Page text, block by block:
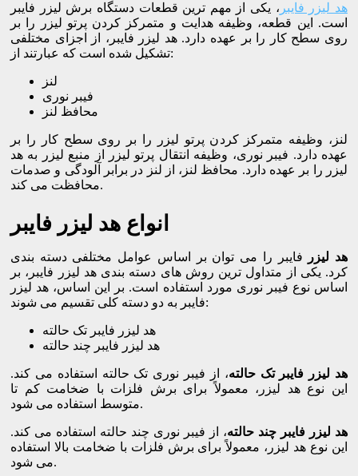
هد لیزر فایبر ، یکی از مهم ترین قطعات دستگاه برش لیزر فایبر
است. این قطعه، وظیفه هدایت و متمرکز کردن پرتو لیزر را بر
روی سطح کار را بر عهده دارد. هد لیزر فایبر، از اجزای مختلفی
تشکیل شده است که عبارتند از:
لنز
فیبر نوری
محافظ لنز
لنز، وظیفه متمرکز کردن پرتو لیزر را بر روی سطح کار را بر
عهده دارد. فیبر نوری، وظیفه انتقال پرتو لیزر از منبع لیزر به هد
لیزر را بر عهده دارد. محافظ لنز، از لنز در برابر آلودگی و صدمات
محافظت می کند.
انواع هد لیزر فایبر
هد لیزر
فایبر را می توان بر اساس عوامل مختلفی دسته بندی
کرد. یکی از متداول ترین روش های دسته بندی هد لیزر فایبر، بر
اساس نوع فیبر نوری مورد استفاده است. بر این اساس، هد لیزر
فایبر به دو دسته کلی تقسیم می شوند:
هد لیزر فایبر تک حالته
هد لیزر فایبر چند حالته
هد لیزر فایبر تک حالته، از فیبر نوری تک حالته استفاده می کند.
این نوع هد لیزر، معمولاً برای برش فلزات با ضخامت کم تا
متوسط استفاده می شود.
هد لیزر فایبر چند حالته، از فیبر نوری چند حالته استفاده می کند.
این نوع هد لیزر، معمولاً برای برش فلزات با ضخامت بالا استفاده
می شود.